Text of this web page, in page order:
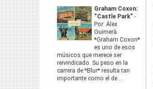
Graham Coxon:
“Castle Park” -
Por: Àlex
Guimerà.
*Graham Coxon*
es uno de esos
músicos que merece ser
reivindicado. Su peso en la
carrera de *Blur* resulta tan
importante como el de ...